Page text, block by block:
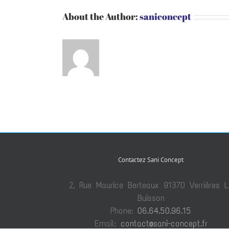
About the Author:saniconcept
Contactez Sani Concept
2, Rue Maurice Berteaux 91370 Verrières
Buisson
Phone: 06.64.50.96.15
Email: contact@sani-concept.fr